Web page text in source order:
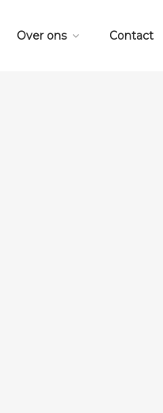
Over ons Contact